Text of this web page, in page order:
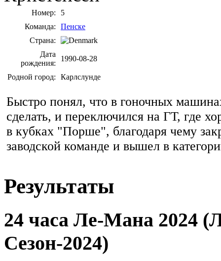
Номер:
5
Команда:
Пенске
Страна:
Дата
рождения:
1990-08-28
Родной город: Карлслунде
Быстро понял, что в гоночных
сделать, и переключился на ГТ, где
в кубках "Порше", благодаря чему
заводской команде и вышел в
Результаты
24 часа Ле-Мана 2024
Сезон-2024)